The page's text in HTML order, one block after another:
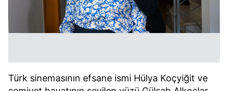
Türk sinemasının efsane ismi Hülya Koçyiğit ve